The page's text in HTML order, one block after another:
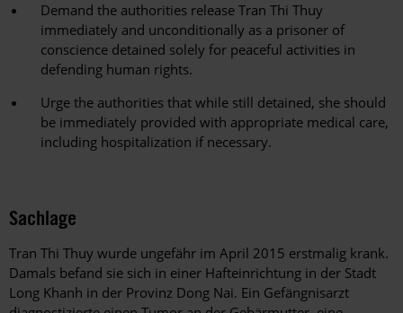
Demand the authorities release Tran Thi Thuy
immediately and unconditionally as a prisoner of
conscience detained solely for peaceful activities in
defending human rights.
Urge the authorities that while still detained, she should
be immediately provided with appropriate medical care,
including hospitalization if necessary.
Sachlage
Tran Thi Thuy wurde ungefähr im April 2015 erstmalig krank.
Damals befand sie sich in einer Hafteinrichtung in der Stadt
Long Khanh in der Provinz Dong Nai. Ein Gefängnisarzt